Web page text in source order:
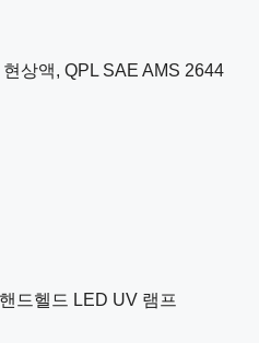
상액, QPL SAE AMS 2644
드헬드 LED UV 램프